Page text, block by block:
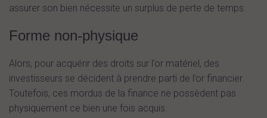
assurer son bien nécessite un surplus de perte de temps.
Forme non-physique
Alors, pour acquérir des droits sur l’or matériel, des
investisseurs se décident à prendre parti de l’or financier.
Toutefois, ces mordus de la finance ne possèdent pas
physiquement ce bien une fois acquis.